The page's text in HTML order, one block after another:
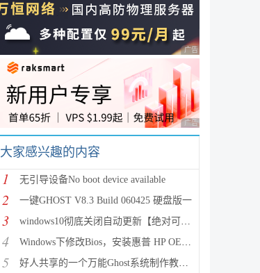
广告 商业广告，理性
广告 商业广告，理性
大家感兴趣的内容
1 无引导设备No boot device available
2 一键GHOST V8.3 Build 060425 硬盘版一
3 windows10彻底关闭自动更新【绝对可行】
4 Windows下修改Bios，安装惠普 HP OEM XP
5 好人共享的一个万能Ghost系统制作教程附相关软件下载